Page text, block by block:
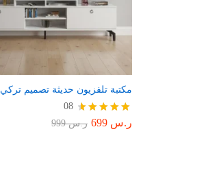
مكتبة تلفزيون حديثة تصميم تركي 31
تم التقييم
08
ر.س ر.س999